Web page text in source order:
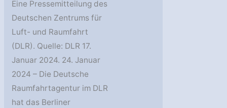
Eine Pressemitteilung des
Deutschen Zentrums für
Luft- und Raumfahrt
(DLR). Quelle: DLR 17.
Januar 2024. 24. Januar
2024 – Die Deutsche
Raumfahrtagentur im DLR
hat das Berliner